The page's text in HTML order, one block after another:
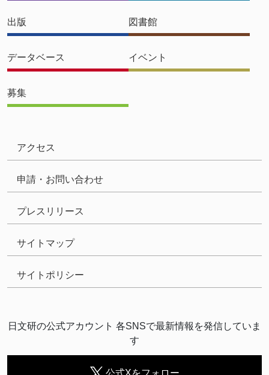
出版 図書館
データベース イベント
募集
アクセス
申請・お問い合わせ
プレスリリース
サイトマップ
サイトポリシー
日文研の公式アカウント 各SNSで最新情報を発信していま
す
公式Xをフォロー